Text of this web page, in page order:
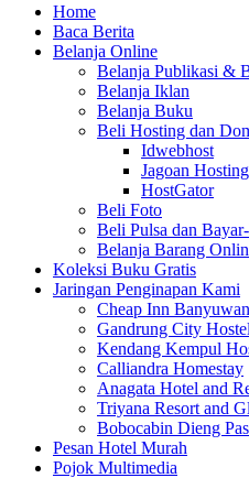
Home
Baca Berita
Belanja Online
Belanja Publikasi &
Belanja Iklan
Belanja Buku
Beli Hosting dan
Idwebhost
Jagoan Hosting
HostGator
Beli Foto
Beli Pulsa dan
Belanja Barang
Koleksi Buku Gratis
Jaringan Penginapan Kami
Cheap Inn
Gandrung City Hostel
Kendang Kempul
Calliandra Homestay
Anagata Hotel and
Triyana Resort and
Bobocabin Dieng
Pesan Hotel Murah
Pojok Multimedia